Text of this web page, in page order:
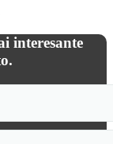
interesante